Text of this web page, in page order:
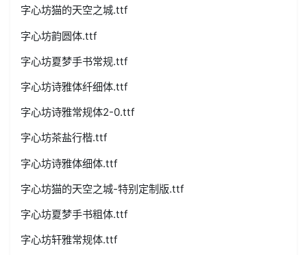
字心坊猫的天空之城.ttf
字心坊韵圆体.ttf
字心坊夏梦手书常规.ttf
字心坊诗雅体纤细体.ttf
字心坊诗雅常规体2-0.ttf
字心坊茶盐行楷.ttf
字心坊诗雅体细体.ttf
字心坊猫的天空之城-特别定制版.ttf
字心坊夏梦手书粗体.ttf
字心坊轩雅常规体.ttf